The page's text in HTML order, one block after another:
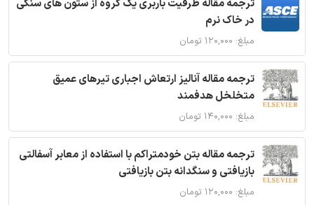
ترجمه مقاله ظرفیت باربری یک گروه از ستون های سنگی
در خاک نرم
مبلغ: ۱۲۰,۰۰۰ تومان
ترجمه مقاله آنالیز ارتعاش اجباری تیرهای عمیق
متخلخل هدفمند
مبلغ: ۱۴۰,۰۰۰ تومان
ترجمه مقاله بتن خودمتراکم با استفاده از معابر آسفالتی
بازیافتی و سنگدانه بتن بازیافتی
مبلغ: ۱۲۰,۰۰۰ تومان